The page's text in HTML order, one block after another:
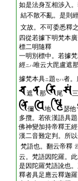
如是法身互相渉入
結不散不亂。是則
文故。不可委悉釋
四從若據下明梵本
標二明隨釋
一明別標中。若據
經ニハ唯云大毘盧遮
據梵本具ニ題セハ者。
遮
那 尾 三
儞 地
瑟他
多攬。若依漢語具
佛神變加持帝釋王
漢二音難定判。所
梵語也。翻云帝釋
云。梵語因陀羅。
是因陀羅梵語訛也
釋者具足應云釋迦